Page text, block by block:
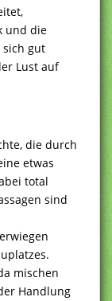
und die
sich gut
Lust auf
die durch
etwas
total
sind
mischen
Handlung